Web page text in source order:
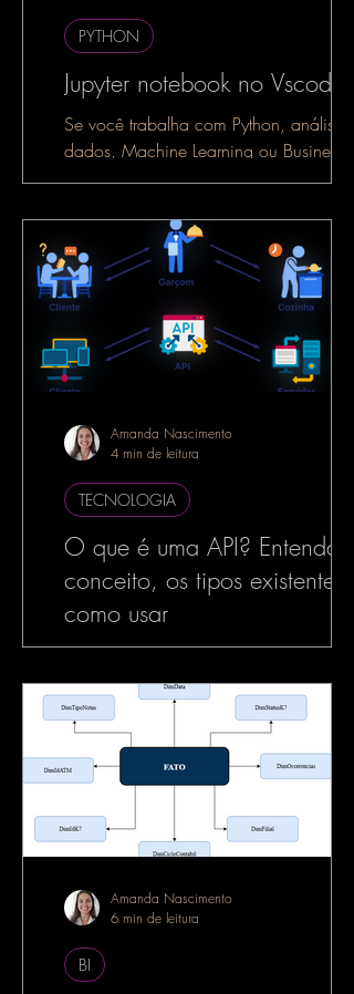
Jupyter notebook no Vscode
Se você trabalha com Python, análise de
dados, Machine Learning ou Business
Intelligence, é muito provável que já
PYTHON
O que é uma API? Entenda o
conceito, os tipos existentes e
como usar
No mundo da tecnologia,
no desenvolvimento de software, o termo
API é muito utilizado — e com razão. As
APIs estão por...
TECNOLOGIA
Amanda Nascimento
4 min de leitura
BI
Amanda Nascimento
6 min de leitura